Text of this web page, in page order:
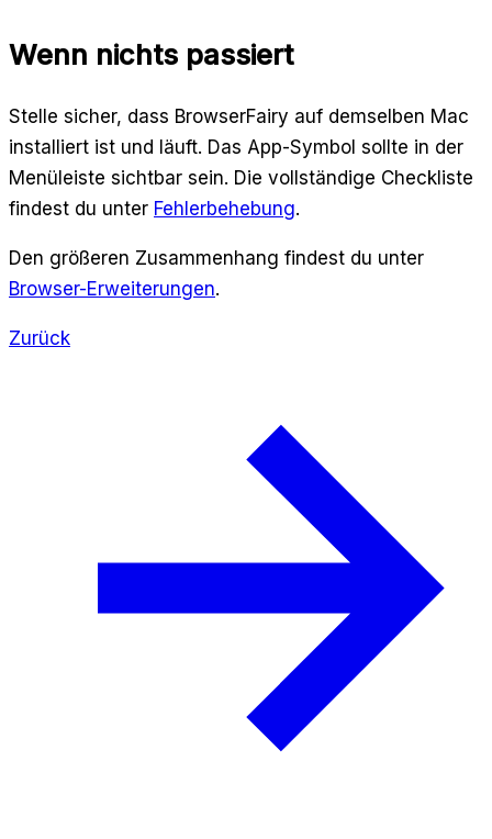
Wenn nichts passiert
Stelle sicher, dass BrowserFairy auf demselben Mac
installiert ist und läuft. Das App-Symbol sollte in der
Menüleiste sichtbar sein. Die vollständige Checkliste
findest du unter Fehlerbehebung.
Den größeren Zusammenhang findest du unter
Browser-Erweiterungen.
Zurück